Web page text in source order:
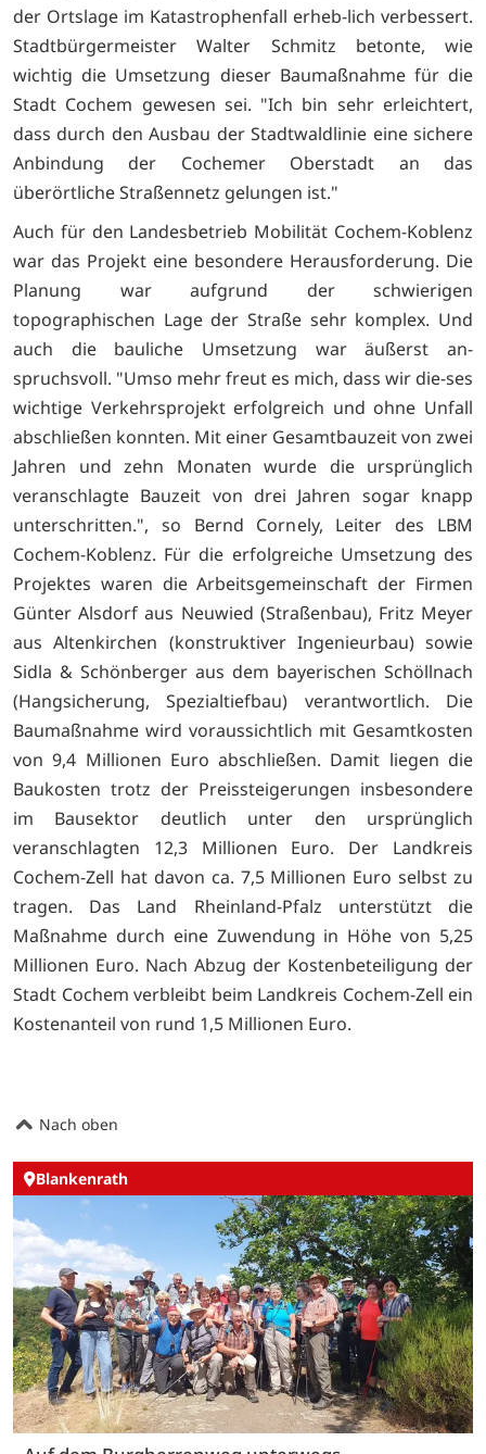
der Ortslage im Katastrophenfall erheb-lich verbessert.
Stadtbürgermeister Walter Schmitz betonte, wie
wichtig die Umsetzung dieser Baumaßnahme für die
Stadt Cochem gewesen sei. "Ich bin sehr erleichtert,
dass durch den Ausbau der Stadtwaldlinie eine sichere
Anbindung der Cochemer Oberstadt an das
überörtliche Straßennetz gelungen ist."
Auch für den Landesbetrieb Mobilität Cochem-Koblenz
war das Projekt eine besondere Herausforderung. Die
Planung war aufgrund der schwierigen
topographischen Lage der Straße sehr komplex. Und
auch die bauliche Umsetzung war äußerst an-
spruchsvoll. "Umso mehr freut es mich, dass wir die-ses
wichtige Verkehrsprojekt erfolgreich und ohne Unfall
abschließen konnten. Mit einer Gesamtbauzeit von zwei
Jahren und zehn Monaten wurde die ursprünglich
veranschlagte Bauzeit von drei Jahren sogar knapp
unterschritten.", so Bernd Cornely, Leiter des LBM
Cochem-Koblenz. Für die erfolgreiche Umsetzung des
Projektes waren die Arbeitsgemeinschaft der Firmen
Günter Alsdorf aus Neuwied (Straßenbau), Fritz Meyer
aus Altenkirchen (konstruktiver Ingenieurbau) sowie
Sidla & Schönberger aus dem bayerischen Schöllnach
(Hangsicherung, Spezialtiefbau) verantwortlich. Die
Baumaßnahme wird voraussichtlich mit Gesamtkosten
von 9,4 Millionen Euro abschließen. Damit liegen die
Baukosten trotz der Preissteigerungen insbesondere
im Bausektor deutlich unter den ursprünglich
veranschlagten 12,3 Millionen Euro. Der Landkreis
Cochem-Zell hat davon ca. 7,5 Millionen Euro selbst zu
tragen. Das Land Rheinland-Pfalz unterstützt die
Maßnahme durch eine Zuwendung in Höhe von 5,25
Millionen Euro. Nach Abzug der Kostenbeteiligung der
Stadt Cochem verbleibt beim Landkreis Cochem-Zell ein
Kostenanteil von rund 1,5 Millionen Euro.
Nach oben
Blankenrath